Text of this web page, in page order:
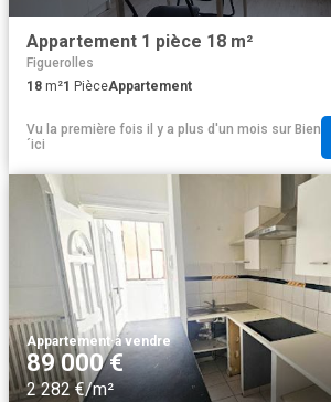
Appartement 1 pièce 18 m²
Figuerolles
18 m²1 PièceAppartement
Vu la première fois il y a plus d'un mois sur Bien
´ici
Appartement·à vendre
89 000 €
2 282 €/m²